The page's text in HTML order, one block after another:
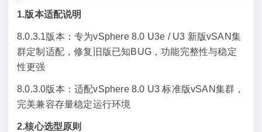
1.版本适配说明
8.0.3.1版本：专为vSphere 8.0 U3e / U3 新版vSAN集
群定制适配，修复旧版已知BUG，功能完整性与稳定
性更强
8.0.3.0版本：适配vSphere 8.0 U3 标准版vSAN集群，
完美兼容存量稳定运行环境
2.核心选型原则